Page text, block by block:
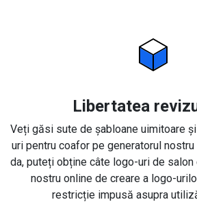
Libertatea
Veți găsi sute de șabloane uimitoare
uri pentru coafor pe generatorul
da, puteți obține câte logo-uri de
nostru online de creare a logo-
restricție impusă asupra